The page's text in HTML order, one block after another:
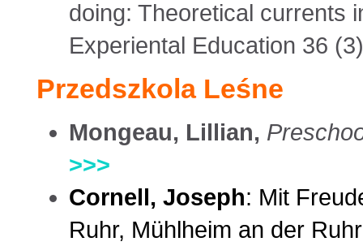
doing: Theoretical currents
Experiental Education 36
Przedszkola Leśne
Mongeau, Lillian,
>>>
Cornell, Joseph: Mit
Ruhr, Mühlheim an der